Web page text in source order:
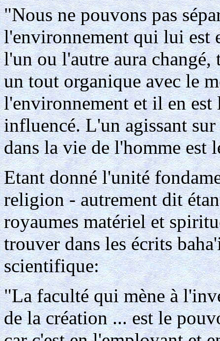
"Nous ne pouvons pas
l'environnement qui lui est
l'un ou l'autre aura
un tout organique avec le
l'environnement et il en
influencé. L'un agissant
dans la vie de l'homme est
Etant donné l'unité
religion - autrement dit
royaumes matériel et
trouver dans les écrits
scientifique:
"La faculté qui mène à
de la création ... est le